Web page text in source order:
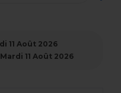
11 Août 2026
Mardi 11 Août 2026